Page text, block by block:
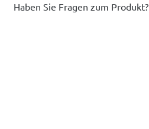
Haben Sie Fragen zum Produkt?